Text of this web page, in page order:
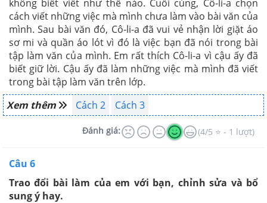
không biết viết như thế nào. Cuối cùng, Cô-li-a chọn
cách viết những việc mà mình chưa làm vào bài văn của
mình. Sau bài văn đó, Cô-li-a đã vui vẻ nhận lời giặt áo
sơ mi và quần áo lót vì đó là việc bạn đã nói trong bài
tập làm văn của mình. Em rất thích Cô-li-a vì cậu ấy đã
biết giữ lời. Cậu ấy đã làm những việc mà mình đã viết
trong bài tập làm văn trên lớp.
Xem thêm
Cách 2 Cách 3
Đánh giá: (4/5 ⭐ - 1 lượt)
Câu 6
Trao đổi bài làm của em với bạn, chỉnh sửa và bổ
sung ý hay.